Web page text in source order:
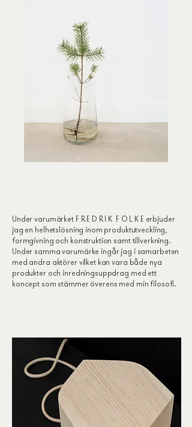
Under varumärket F R E D R I K F O L K E erbjuder
jag en helhetslösning inom produktutveckling,
formgivning och konstruktion samt tillverkning.
Under samma varumärke ingår jag i samarbeten
med andra aktörer vilket kan vara både nya
produkter och inredningsuppdrag med ett
koncept som stämmer överens med min filosofi.